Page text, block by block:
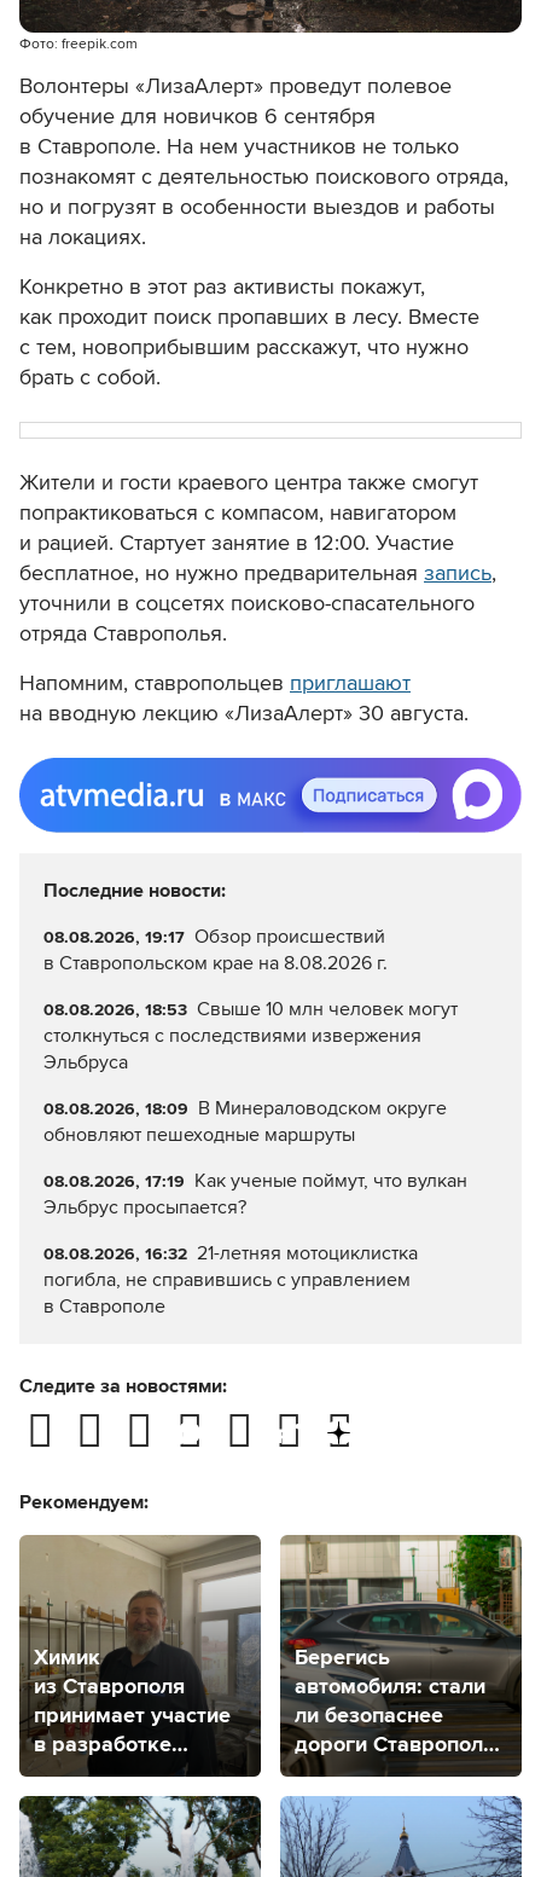
Фото: freepik.com
Волонтеры «ЛизаАлерт» проведут полевое
обучение для новичков 6 сентября
в Ставрополе. На нем участников не только
познакомят с деятельностью поискового отряда,
но и погрузят в особенности выездов и работы
на локациях.
Конкретно в этот раз активисты покажут,
как проходит поиск пропавших в лесу. Вместе
с тем, новоприбывшим расскажут, что нужно
брать с собой.
Жители и гости краевого центра также смогут
попрактиковаться с компасом, навигатором
и рацией. Стартует занятие в 12:00. Участие
бесплатное, но нужно предварительная запись,
уточнили в соцсетях поисково-спасательного
отряда Ставрополья.
Напомним, ставропольцев приглашают
на вводную лекцию «ЛизаАлерт» 30 августа.
Последние новости:
08.08.2026, 19:17 Обзор происшествий
в Ставропольском крае на 8.08.2026 г.
08.08.2026, 18:53 Свыше 10 млн человек могут
столкнуться с последствиями извержения
Эльбруса
08.08.2026, 18:09 В Минераловодском округе
обновляют пешеходные маршруты
08.08.2026, 17:19 Как ученые поймут, что вулкан
Эльбрус просыпается?
08.08.2026, 16:32 21-летняя мотоциклистка
погибла, не справившись с управлением
в Ставрополе
Следите за новостями:
Рекомендуем:
Химик
из Ставрополя
принимает участие
в разработке
вещества против
рака мозга
Берегись
автомобиля: стали
ли безопаснее
дороги Ставрополя
за 2023 год?